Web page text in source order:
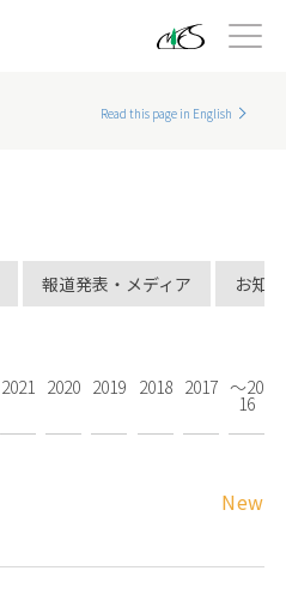
Read this page in English
報道発表・メディア お知
2021 2020 2019 2018 2017 〜20
16
New